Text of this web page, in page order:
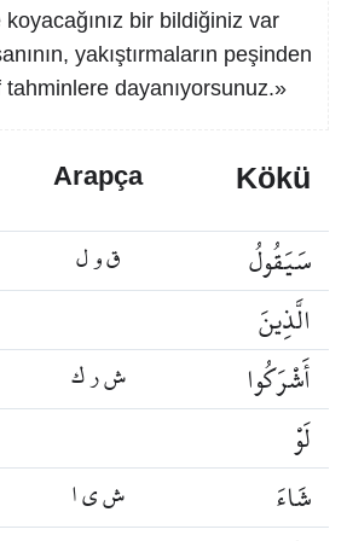
bir bildiğiniz var
yakıştırmaların peşinden
tahminlere dayanıyorsunuz.»
Arapça Kökü
ق و ل سَيَقُولُ
الَّذِينَ
ش ر ك أَشْرَكُوا
لَوْ
ش ي ا شَاءَ